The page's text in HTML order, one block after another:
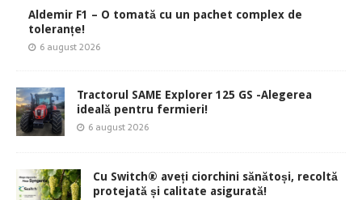
Aldemir F1 – O tomată cu un pachet complex de
toleranțe!
6 august 2026
Tractorul SAME Explorer 125 GS -Alegerea
ideală pentru fermieri!
6 august 2026
Cu Switch® aveți ciorchini sănătoși, recoltă
protejată și calitate asigurată!